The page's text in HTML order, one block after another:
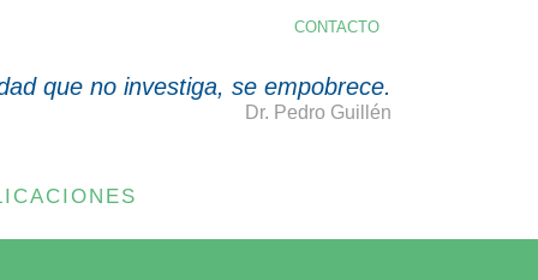
CONTACTO
que no investiga, se empobrece.
Dr. Pedro Guillén